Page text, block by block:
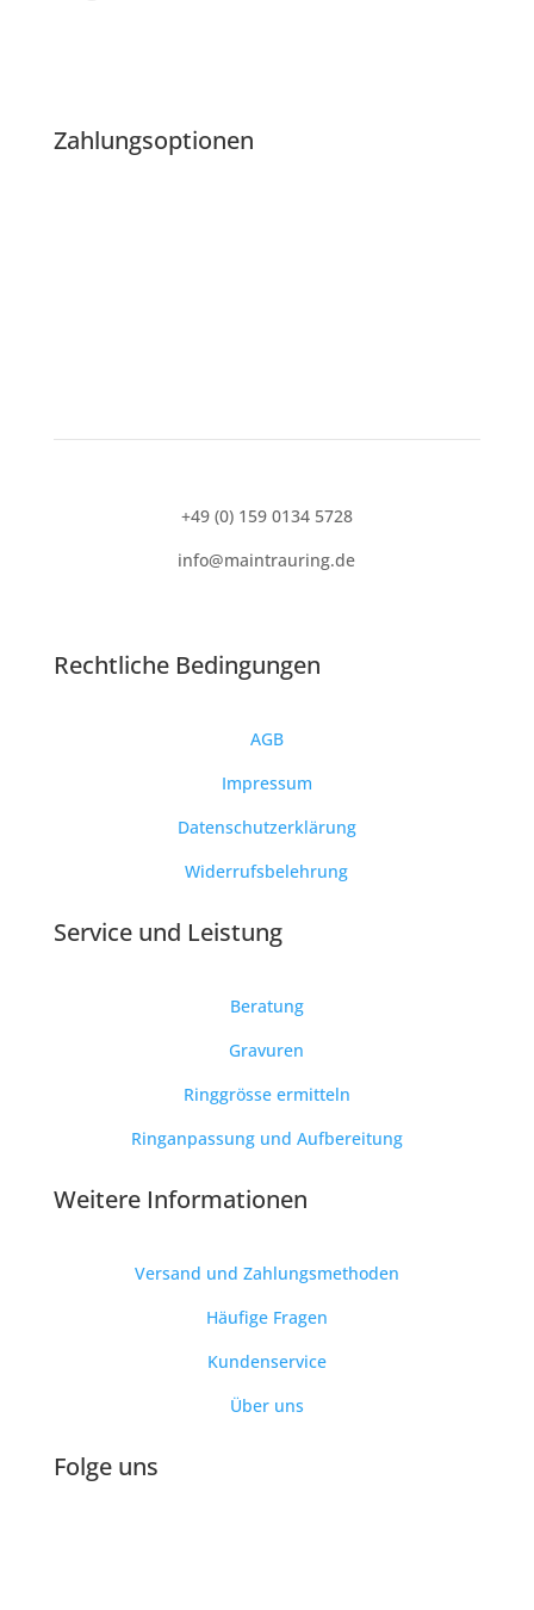
Zahlungsoptionen
+49 (0) 159 0134 5728
info@maintrauring.de
Rechtliche Bedingungen
AGB
Impressum
Datenschutzerklärung
Widerrufsbelehrung
Service und Leistung
Beratung
Gravuren
Ringgrösse ermitteln
Ringanpassung und Aufbereitung
Weitere Informationen
Versand und Zahlungsmethoden
Häufige Fragen
Kundenservice
Über uns
Folge uns